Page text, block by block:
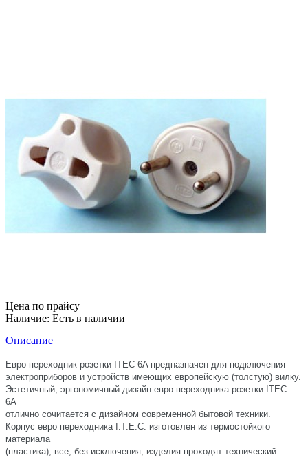
Цена по прайсу
Наличие: Есть в наличии
Описание
Евро переходник розетки ITEC 6A предназначен для подключения
электроприборов и устройств имеющих европейскую (толстую) вилку.
Эстетичный, эргономичный дизайн евро переходника розетки ITEC
6A
отлично сочитается с дизайном современной бытовой техники.
Корпус евро переходника I.T.E.C. изготовлен из термостойкого
материала
(пластика), все, без исключения, изделия проходят технический